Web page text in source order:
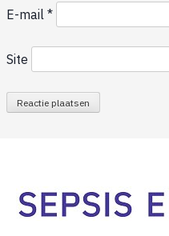
E-mail *
Site